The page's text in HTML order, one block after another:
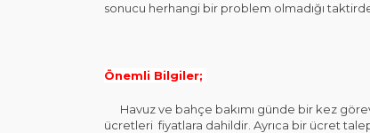
sonucu herhangi bir problem olmadığı
Önemli Bilgiler;
Havuz ve bahçe bakımı günde bir kez
ücretleri fiyatlara dahildir. Ayrıca bir ücret